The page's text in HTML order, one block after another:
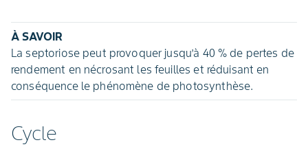
À SAVOIR
La septoriose peut provoquer jusqu’à 40 % de pertes de
rendement en nécrosant les feuilles et réduisant en
conséquence le phénomène de photosynthèse.
Cycle